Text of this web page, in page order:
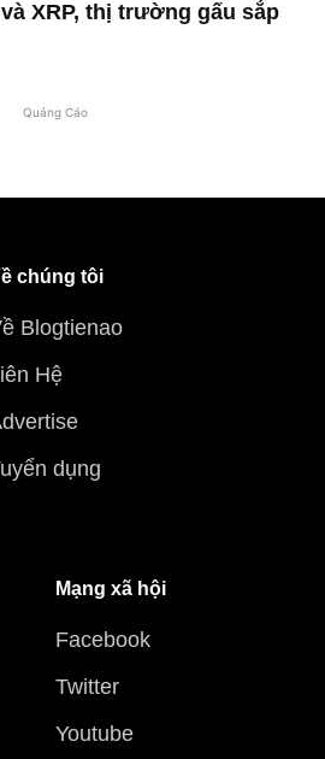
XRP, thị trường gấu sắp
Quảng Cáo
chúng tôi
Blogtienao
Hệ
dụng
Mạng xã hội
Facebook
Twitter
Youtube